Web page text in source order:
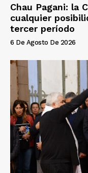
Chau Pagani: la
cualquier
tercer período
6 De Agosto De 2026